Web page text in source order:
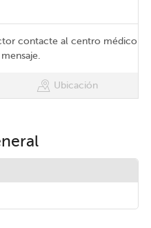
contacte al centro médico
Ubicación